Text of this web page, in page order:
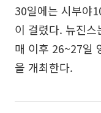
30일에는 시부야
이 걸렸다. 뉴진
매 이후 26~27일
을 개최한다.